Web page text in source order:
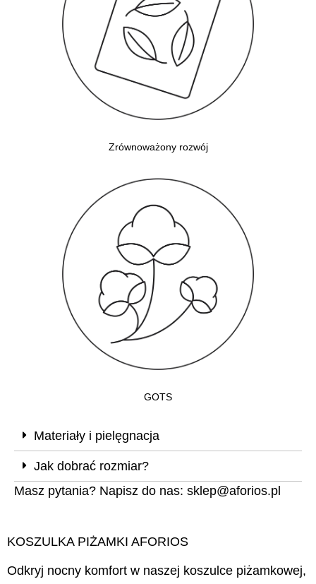
Zrównoważony rozwój
GOTS
Materiały i pielęgnacja
Jak dobrać rozmiar?
Masz pytania? Napisz do nas: sklep@aforios.pl
KOSZULKA PIŻAMKI AFORIOS
Odkryj nocny komfort w naszej koszulce piżamkowej,